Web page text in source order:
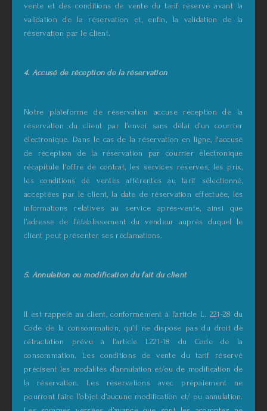
vente et des conditions de vente du tarif réservé avant la
validation de la réservation et, enfin, la validation de la
réservation par le client.
4. Accusé de réception de la réservation
Notre plateforme de réservation accuse réception de la
réservation du client par l’envoi sans délai d’un courrier
électronique. Dans le cas de la réservation en ligne, l'accusé
de réception de la réservation par courrier électronique
récapitule l'offre de contrat, les services réservés, les prix,
les conditions de ventes afférentes au tarif sélectionné,
acceptées par le client, la date de réservation effectuée, les
informations relatives au service après-vente, ainsi que
l’adresse de l’établissement du vendeur auprès duquel le
client peut présenter ses réclamations.
5. Annulation ou modification du fait du client
Il est rappelé au client, conformément à l’article L. 221-28 du
Code de la consommation, qu’il ne dispose pas du droit de
rétractation prévu à l’article L221-18 du Code de la
consommation. Les conditions de vente du tarif réservé
précisent les modalités d’annulation et/ou de modification de
la réservation. Les réservations avec prépaiement ne
pourront faire l’objet d’aucune modification et/ ou annulation.